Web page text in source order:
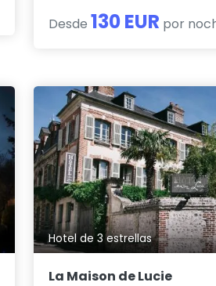
Desde130 EUR por
Hotel de 3 estrellas
La Maison de Lucie